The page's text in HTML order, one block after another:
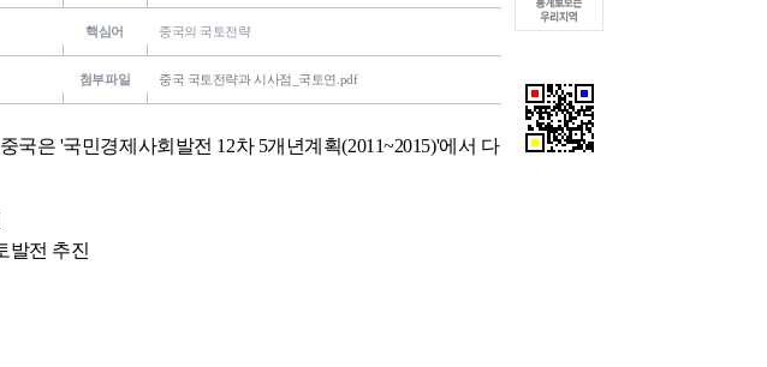
핵심어 중국의 국토전략
첨부파일 중국 국토전략과 시사점_국토연.pdf
국은 '국민경제사회발전 12차 5개년계획(2011~2015)'에서 다
발전 추진